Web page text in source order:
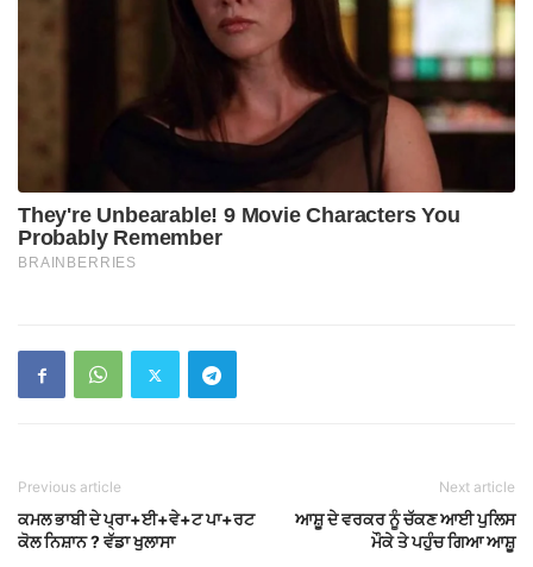
Previous article
ਕਮਲ ਭਾਬੀ ਦੇ ਪ੍ਰਾ+ਈ+ਵੇ+ਟ ਪਾ+ਰਟ
ਕੋਲ ਨਿਸ਼ਾਨ ? ਵੱਡਾ ਖੁਲਾਸਾ
Next article
ਆਸ਼ੂ ਦੇ ਵਰਕਰ ਨੂੰ ਚੱਕਣ ਆਈ ਪੁਲਿਸ
ਮੌਕੇ ਤੇ ਪਹੁੰਚ ਗਿਆ ਆਸ਼ੂ